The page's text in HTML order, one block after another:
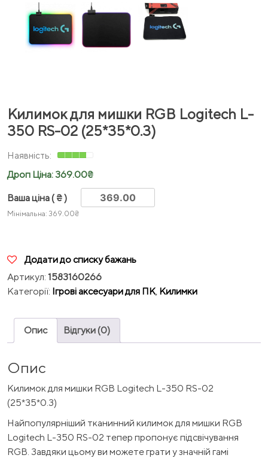
Килимок для мишки RGB Logitech L-
350 RS-02 (25*35*0.3)
Дроп Ціна: 369.00₴
Ваша ціна( ₴ )
Мінімальна: 369.00₴
Додати до списку бажань
Артикул: 1583160266
Категорії: Ігрові аксесуари для ПК, Килимки
Опис Відгуки (0)
Опис
Килимок для мишки RGB Logitech L-350 RS-02
(25*35*0.3)
Найпопулярніший тканинний килимок для мишки RGB
Logitech L-350 RS-02 тепер пропонує підсвічування
RGB. Завдяки цьому ви можете грати у значній гамі